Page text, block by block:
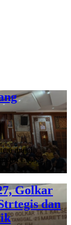
mulai
Liga 2
Golkar
dan